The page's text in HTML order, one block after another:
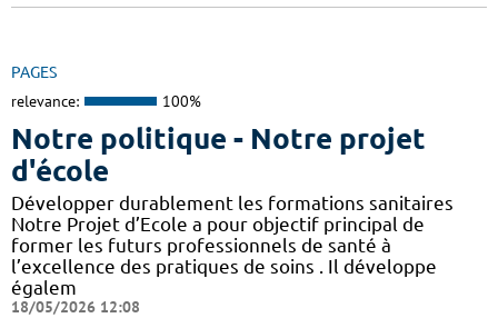
PAGES
relevance: 100%
Notre politique - Notre projet
d'école
Développer durablement les formations sanitaires
Notre Projet d’Ecole a pour objectif principal de
former les futurs professionnels de santé à
l’excellence des pratiques de soins . Il développe
égalem
18/05/2026 12:08